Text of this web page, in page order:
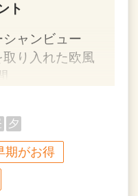
得】早期申込
申し込みにな
らの変更（人
事条件・プラ
減等の変更）
引は適用され
ト
ャンビュー
り入れた欧風
得】早期申込
申し込みにな
，０００円引
夕
期がお得